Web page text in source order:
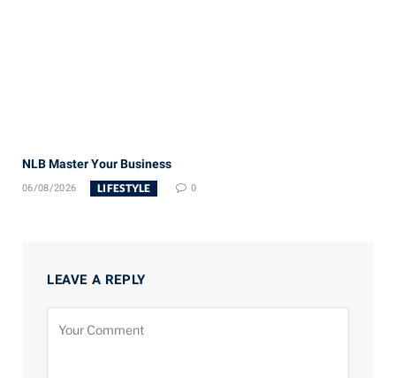
NLB Master Your Business
06/08/2026 LIFESTYLE 0
LEAVE A REPLY